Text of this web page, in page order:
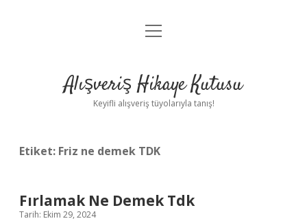
Anasayfa
Yasal Uyarı
menüyü
Alışveriş Hikaye Kutusu
Keyifli alışveriş tüyolarıyla tanış!
Etiket: Friz ne demek TDK
Fırlamak Ne Demek Tdk
Tarih: Ekim 29, 2024